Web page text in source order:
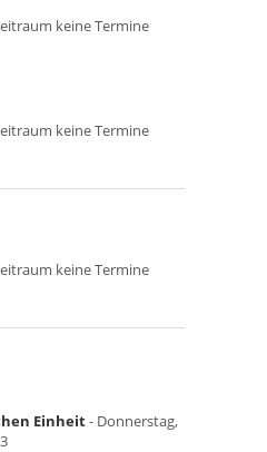
keine Termine
keine Termine
keine Termine
Einheit- Donnerstag,